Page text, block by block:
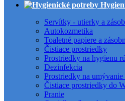
Servítky - utierky a
Autokozmetika
Toaletné papiere a
Čistiace prostriedky
Prostriedky na hygienu
Dezinfekcia
Prostriedky na umývanie
Čistiace prostriedky do
Pranie